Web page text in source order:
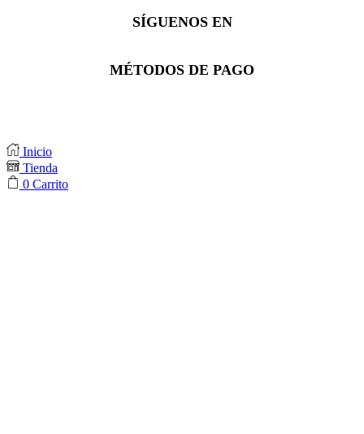
SÍGUENOS EN
Facebook
Instagram
Whatsapp
MÉTODOS DE PAGO
Inicio
Tienda
0 Carrito